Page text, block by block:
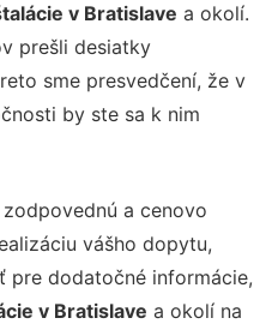
v Bratislave a okolí.
prešli desiatky
sme presvedčení, že v
by ste sa k nim
a cenovo
vášho dopytu,
pre dodatočné informácie,
v Bratislave a okolí na